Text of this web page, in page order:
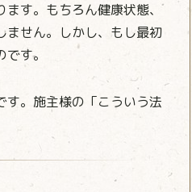
す。もちろん健康状態、
ません。しかし、もし最初
す。
す。施主様の「こういう法